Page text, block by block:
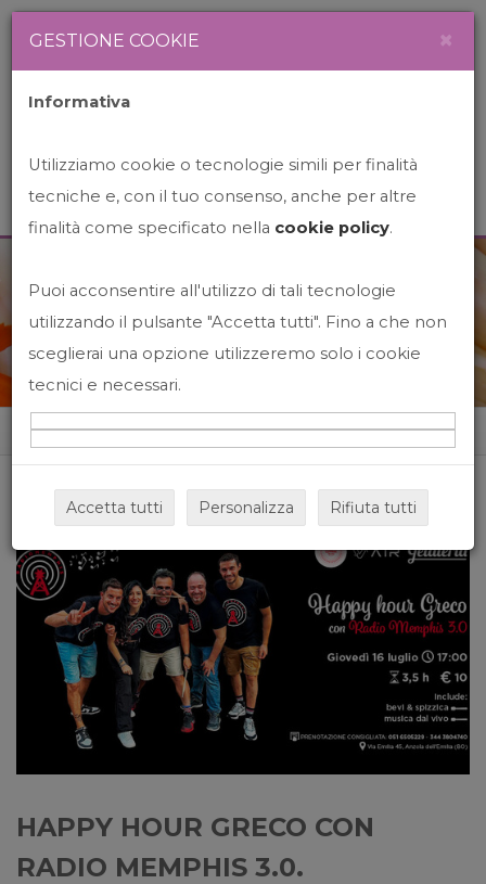
News&Events
Home News&events
HAPPY HOUR GRECO CON
RADIO MEMPHIS 3.0.
GESTIONE COOKIE ×
Informativa
Utilizziamo cookie o tecnologie simili per finalità
tecniche e, con il tuo consenso, anche per altre
finalità come specificato nella cookie policy.
Puoi acconsentire all'utilizzo di tali tecnologie
utilizzando il pulsante "Accetta tutti". Fino a che non
sceglierai una opzione utilizzeremo solo i cookie
tecnici e necessari.
Accetta tutti Personalizza Rifiuta tutti